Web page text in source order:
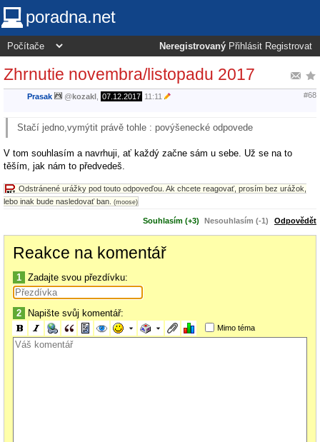
poradna.net
Neregistrovaný Přihlásit Registrovat
Zhrnutie novembra/listopadu 2017
Prasak @kozakl 07.12.2017 11:11 #68
Stačí jedno,vymýtit právě tohle : povýšenecké odpovede
V tom souhlasím a navrhuji, ať každý začne sám u sebe. Už se na to
těším, jak nám to předvedeš.
Odstránené urážky pod touto odpoveďou. Ak chcete reagovať, prosím bez urážok,
lebo inak bude nasledovať ban. (moose)
Souhlasím (+3) Nesouhlasím (-1) Odpovědět
Reakce na komentář
1 Zadajte svou přezdívku:
2 Napište svůj komentář:
Mimo téma